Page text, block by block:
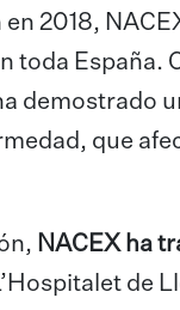
2018,
toda
demostrado
que
NACEX ha
de